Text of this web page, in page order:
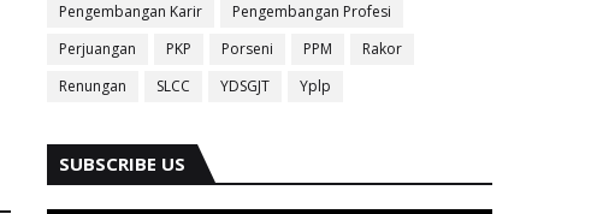
Pengembangan Karir
Pengembangan Profesi
Perjuangan
PKP Porseni PPM
Rakor
Renungan
SLCC YDSGJT Yplp
SUBSCRIBE US